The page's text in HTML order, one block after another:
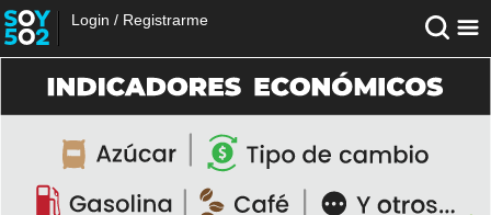
Login / Registrarme